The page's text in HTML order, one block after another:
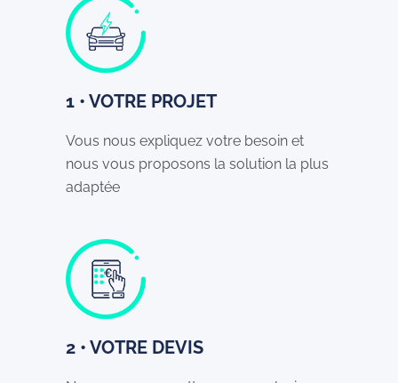
1 • VOTRE PROJET
Vous nous expliquez votre besoin et
nous vous proposons la solution la plus
adaptée
2 • VOTRE DEVIS